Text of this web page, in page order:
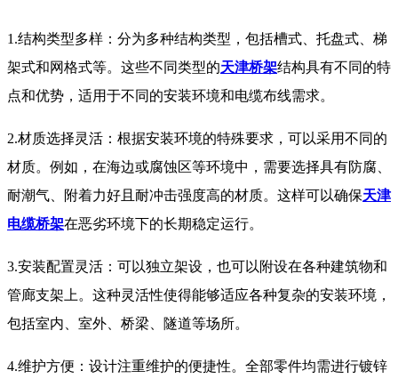
1.结构类型多样：分为多种结构类型，包括槽式、托盘式、梯
架式和网格式等。这些不同类型的天津桥架结构具有不同的特
点和优势，适用于不同的安装环境和电缆布线需求。
2.材质选择灵活：根据安装环境的特殊要求，可以采用不同的
材质。例如，在海边或腐蚀区等环境中，需要选择具有防腐、
耐潮气、附着力好且耐冲击强度高的材质。这样可以确保天津
电缆桥架在恶劣环境下的长期稳定运行。
3.安装配置灵活：可以独立架设，也可以附设在各种建筑物和
管廊支架上。这种灵活性使得能够适应各种复杂的安装环境，
包括室内、室外、桥梁、隧道等场所。
4.维护方便：设计注重维护的便捷性。全部零件均需进行镀锌